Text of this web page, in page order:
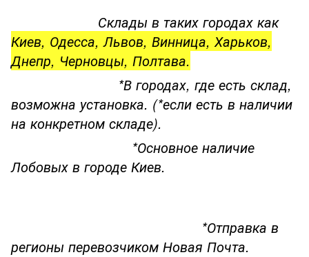
Склады в таких городах как
Киев, Одесса, Львов, Винница, Харьков,
Днепр, Черновцы, Полтава.
*В городах, где есть склад,
возможна установка. (*если есть в наличии
на конкретном складе).
*Основное наличие
Лобовых в городе Киев.
*Отправка в
регионы перевозчиком Новая Почта.